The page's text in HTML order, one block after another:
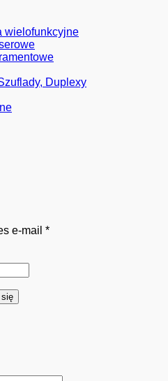
wielofunkcyjne
Duplexy
e-mail *Wymagane